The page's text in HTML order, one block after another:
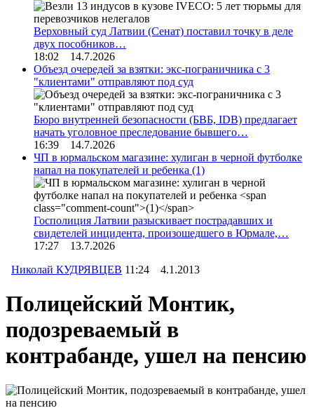
Верховный суд Латвии (Сенат) поставил точку в деле
двух пособников…
18:02 14.7.2026
Объезд очередей за взятки: экс-пограничника с 3
"клиентами" отправляют под суд
Бюро внутренней безопасности (БВБ, IDB) предлагает
начать уголовное преследование бывшего…
16:39 14.7.2026
ЧП в юрмальском магазине: хулиган в черной футболке
напал на покупателей и ребенка (1)
Госполиция Латвии разыскивает пострадавших и
свидетелей инцидента, произошедшего в Юрмале,…
17:27 13.7.2026
Николай КУДРЯВЦЕВ 11:24 4.1.2013
Полицейский Монтик,
подозреваемый в
контрабанде, ушел на пенсию